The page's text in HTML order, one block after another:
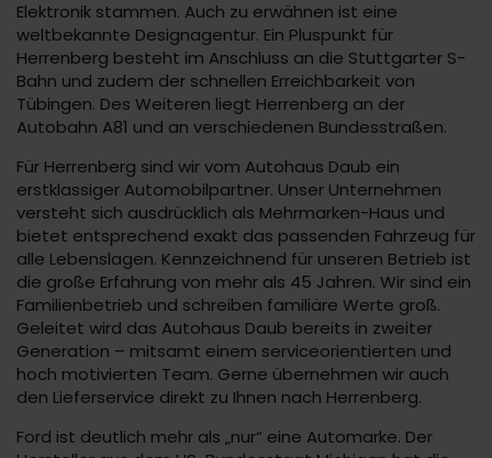
Elektronik stammen. Auch zu erwähnen ist eine
weltbekannte Designagentur. Ein Pluspunkt für
Herrenberg besteht im Anschluss an die Stuttgarter S-
Bahn und zudem der schnellen Erreichbarkeit von
Tübingen. Des Weiteren liegt Herrenberg an der
Autobahn A81 und an verschiedenen Bundesstraßen.
Für Herrenberg sind wir vom Autohaus Daub ein
erstklassiger Automobilpartner. Unser Unternehmen
versteht sich ausdrücklich als Mehrmarken-Haus und
bietet entsprechend exakt das passenden Fahrzeug für
alle Lebenslagen. Kennzeichnend für unseren Betrieb ist
die große Erfahrung von mehr als 45 Jahren. Wir sind ein
Familienbetrieb und schreiben familiäre Werte groß.
Geleitet wird das Autohaus Daub bereits in zweiter
Generation – mitsamt einem serviceorientierten und
hoch motivierten Team. Gerne übernehmen wir auch
den Lieferservice direkt zu Ihnen nach Herrenberg.
Ford ist deutlich mehr als „nur“ eine Automarke. Der